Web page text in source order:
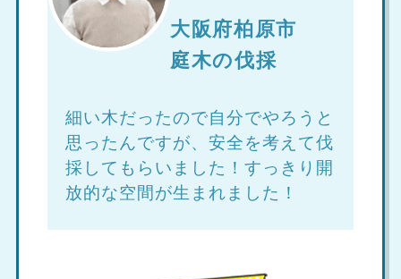
大阪府柏原市
庭木の伐採
細い木だったので自分でやろうと
思ったんですが、安全を考えて伐
採してもらいました！すっきり開
放的な空間が生まれました！